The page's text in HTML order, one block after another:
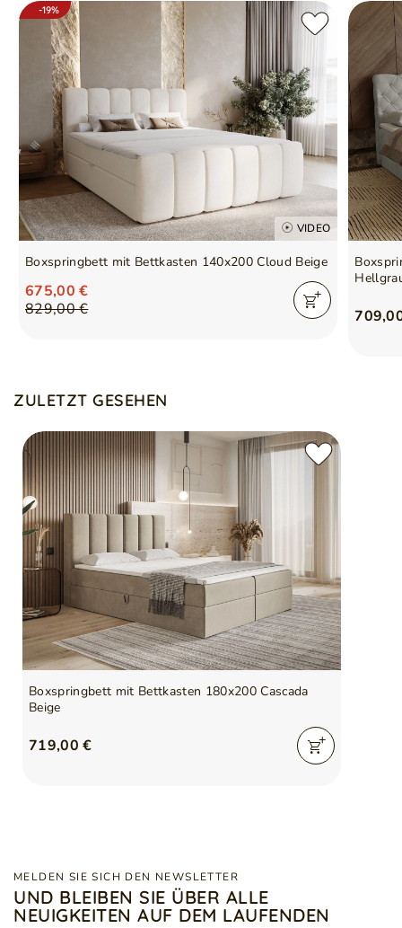
-19%
VIDEO
Boxspringbett mit Bettkasten 140x200 Cloud Beige
829,00 €
675,00 €
ZULETZT GESEHEN
Boxspringbett mit Bettkasten 180x200 Cascada
Beige
719,00 €
MELDEN SIE SICH DEN NEWSLETTER
UND BLEIBEN SIE ÜBER ALLE
NEUIGKEITEN AUF DEM LAUFENDEN